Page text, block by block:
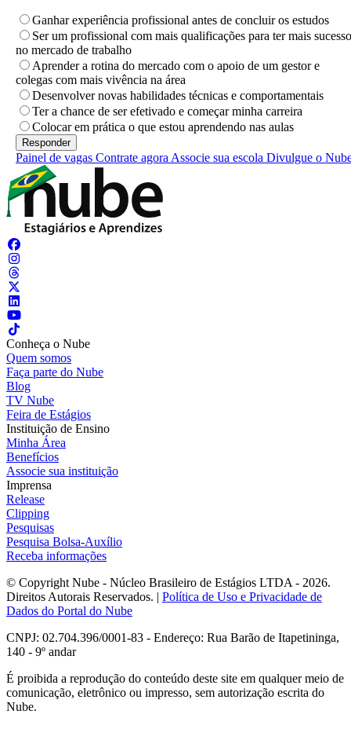
Ganhar experiência profissional antes de concluir os estudos
Ser um profissional com mais qualificações para ter mais sucesso
no mercado de trabalho
Aprender a rotina do mercado com o apoio de um gestor e
colegas com mais vivência na área
Desenvolver novas habilidades técnicas e comportamentais
Ter a chance de ser efetivado e começar minha carreira
Colocar em prática o que estou aprendendo nas aulas
Painel de vagas Contrate agora Associe sua escola Divulgue o
Conheça o Nube
Quem somos
Faça parte do Nube
Blog
TV Nube
Feira de Estágios
Instituição de Ensino
Minha Área
Benefícios
Associe sua instituição
Imprensa
Release
Clipping
Pesquisas
Pesquisa Bolsa-Auxílio
Receba informações
© Copyright Nube - Núcleo Brasileiro de Estágios LTDA - 2026.
Direitos Autorais Reservados. | Política de Uso e Privacidade de
Dados do Portal do Nube
CNPJ: 02.704.396/0001-83 - Endereço: Rua Barão de Itapetininga,
140 - 9º andar
É proibida a reprodução do conteúdo deste site em qualquer meio de
comunicação, eletrônico ou impresso, sem autorização escrita do
Nube.